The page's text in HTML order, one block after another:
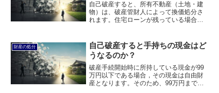
自己破産すると、所有不動産（土地・建
物）は、破産管財人によって換価処分さ
れます。住宅ローンが残っている場合に
（土地・建物）を処分されるのかについ
て説明します。
財産の処分
自己破産すると手持ちの現金はど
うなるのか？
破産手続開始時に所持している現金が99
万円以下である場合，その現金は自由財
産となります。そのため、99万円までで